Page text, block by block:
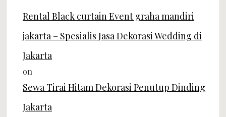
Rental Black curtain Event graha mandiri
jakarta – Spesialis Jasa Dekorasi Wedding di
Jakarta
on
Sewa Tirai Hitam Dekorasi Penutup Dinding
Jakarta